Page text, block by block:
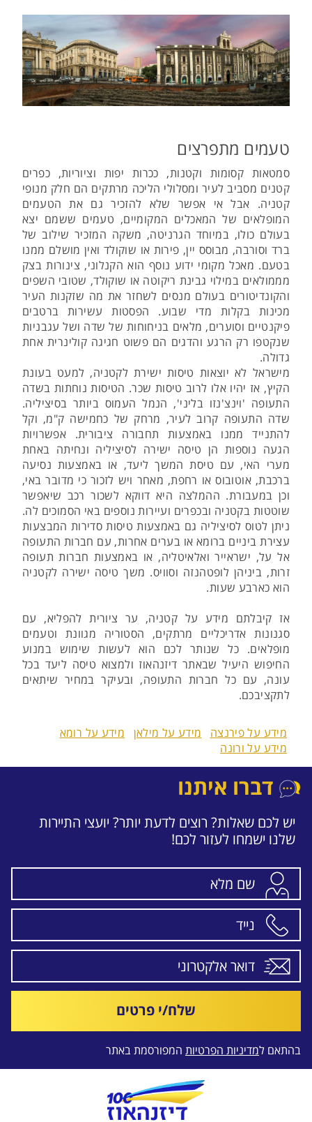
טעמים מתפרצים
סמטאות קסומות וקטנות, ככרות יפות וציוריות, כפרים
קטנים מסביב לעיר ומסלולי הליכה מרתקים הם חלק מנופי
קטניה. אבל אי אפשר שלא להזכיר גם את הטעמים
המופלאים של המאכלים המקומיים, טעמים ששמם יצא
בעולם כולו, במיוחד הגרניטה, משקה המזכיר שילוב של
ברד וסורבה, מבוסס יין, פירות או שוקולד ואין מושלם ממנו
בטעם. מאכל מקומי ידוע נוסף הוא הקנלוני, צינורות בצק
מממולאים במילוי גבינת ריקוטה או שוקולד, שטובי השפים
והקונדיטורים בעולם מנסים לשחזר את מה שזקנות העיר
מכינות בקלות מדי שבוע. הפסטות עשירות ברטבים
פיקנטיים וסוערים, מלאים בניחוחות של שדה ושל עגבניות
שנקטפו רק הרגע והדגים הם פשוט חגיגה קולינרית אחת
גדולה.
מישראל לא יוצאות טיסות ישירת לקטניה, למעט בעונת
הקיץ, אז יהיו אלו לרוב טיסות שכר. הטיסות נוחתות בשדה
התעופה 'וינצ'נזו בליני', הנמל העמוס ביותר בסיציליה.
שדה התעופה קרוב לעיר, מרחק של כחמישה ק"מ, וקל
להתנייד ממנו באמצעות תחבורה ציבורית. אפשרויות
הגעה נוספות הן טיסה ישירה לסיציליה ונחיתה באחת
מערי האי, עם טיסת המשך ליעד, או באמצעות נסיעה
ברכבת, אוטובוס או רחפת, מאחר ויש לזכור כי מדובר באי,
וכן במעבורת. ההמלצה היא דווקא לשכור רכב שיאפשר
שוטטות בקטניה ובכפרים ועיירות נוספים באי הסמוכים לה.
ניתן לטוס לסיציליה גם באמצעות טיסות סדירות המבצעות
עצירת ביניים ברומא או בערים אחרות, עם חברות התעופה
אל על, ישראייר ואלאיטליה, או באמצעות חברות תעופה
זרות, ביניהן לופטהנזה וסוויס. משך טיסה ישירה לקטניה
הוא כארבע שעות.
אז קיבלתם מידע על קטניה, ער ציורית להפליא, עם
סגנונות אדריכליים מרתקים, הסטוריה מגוונת וטעמים
מופלאים. כל שנותר לכם הוא לעשות שימוש במנוע
החיפוש היעיל שבאתר דיזנהאוז ולמצוא טיסה ליעד בכל
עונה, עם כל חברות התעופה, ובעיקר במחיר שיתאים
לתקציבכם.
מידע על פירנצה מידע על מילאן
מידע על רומא
מידע על ורונה
דברו איתנו
יש לכם שאלות? רוצים לדעת יותר? יועצי התיירות
שלנו ישמחו לעזור לכם!
שלח/י פרטים
בהתאם למדיניות הפרטיות המפורסמת באתר